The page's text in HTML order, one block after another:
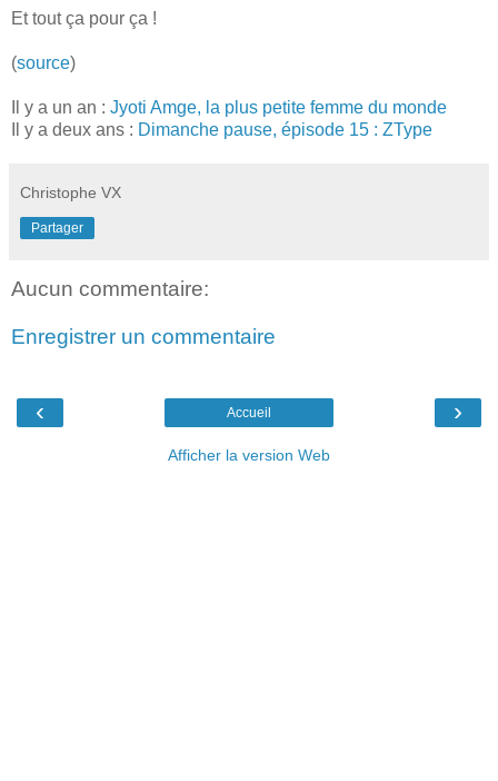
Et tout ça pour ça !
(source)
Il y a un an : Jyoti Amge, la plus petite femme du monde
Il y a deux ans : Dimanche pause, épisode 15 : ZType
Christophe VX
Partager
Aucun commentaire:
Enregistrer un commentaire
‹ ›
Accueil
Afficher la version Web